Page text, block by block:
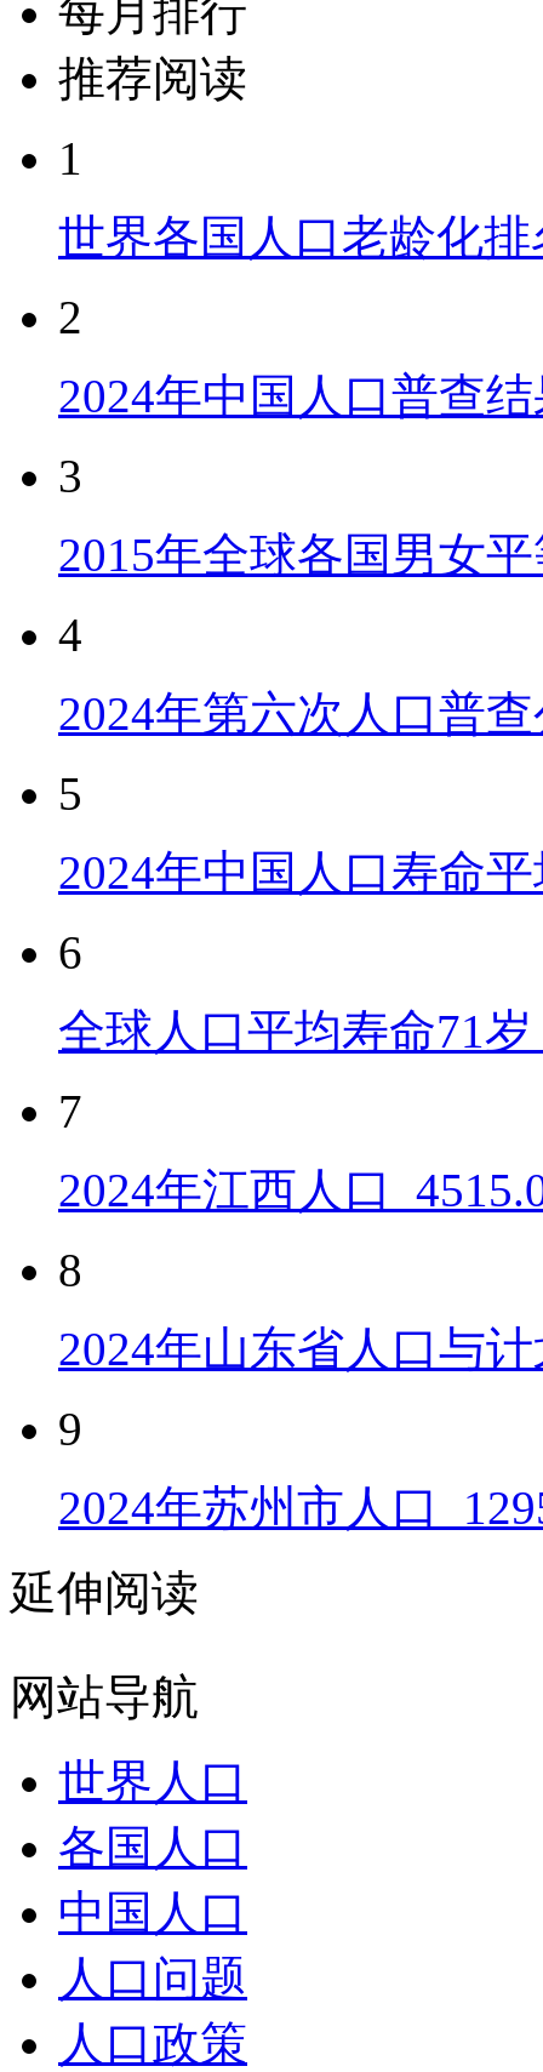
每月排行
推荐阅读
1
世界各国人口老龄化
2
2024年中国人口普查
3
2015年全球各国男女
4
2024年第六次人口普
5
2024年中国人口寿命
6
全球人口平均寿命71
7
2024年江西人口
8
2024年山东省人口与
9
2024年苏州市人口
延伸阅读
网站导航
世界人口
各国人口
中国人口
人口问题
人口政策